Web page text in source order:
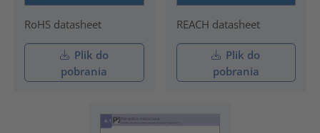
RoHS datasheet
Plik do
pobrania
REACH datasheet
Plik do
pobrania